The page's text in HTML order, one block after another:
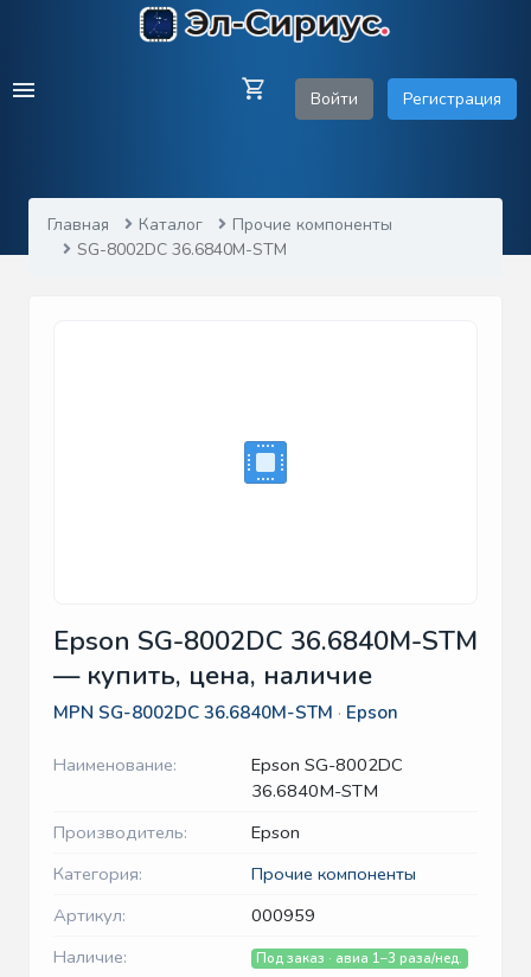
Войти Регистрация
Главная Каталог
Прочие компоненты
SG-8002DC 36.6840M-STM
Epson SG-8002DC 36.6840M-STM
— купить, цена, наличие
MPN SG-8002DC 36.6840M-STM · Epson
Наименование:
Epson SG-8002DC
36.6840M-STM
Производитель:
Epson
Категория:
Прочие компоненты
Артикул:
000959
Наличие:
Под заказ · авиа 1–3 раза/нед.